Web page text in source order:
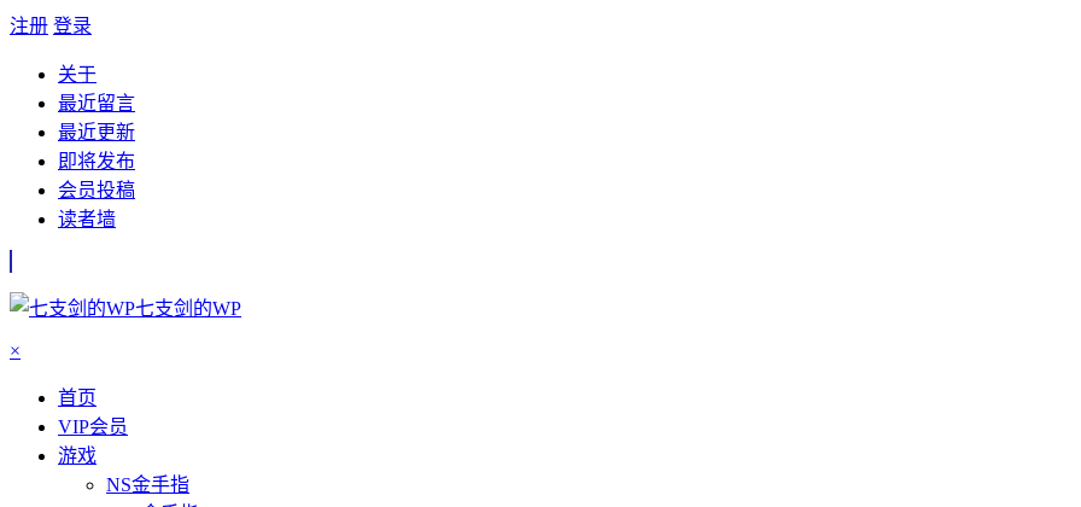
注册 登录
关于
最近留言
最近更新
即将发布
会员投稿
读者墙
七支剑的WP
×
首页
VIP会员
游戏
NS金手指